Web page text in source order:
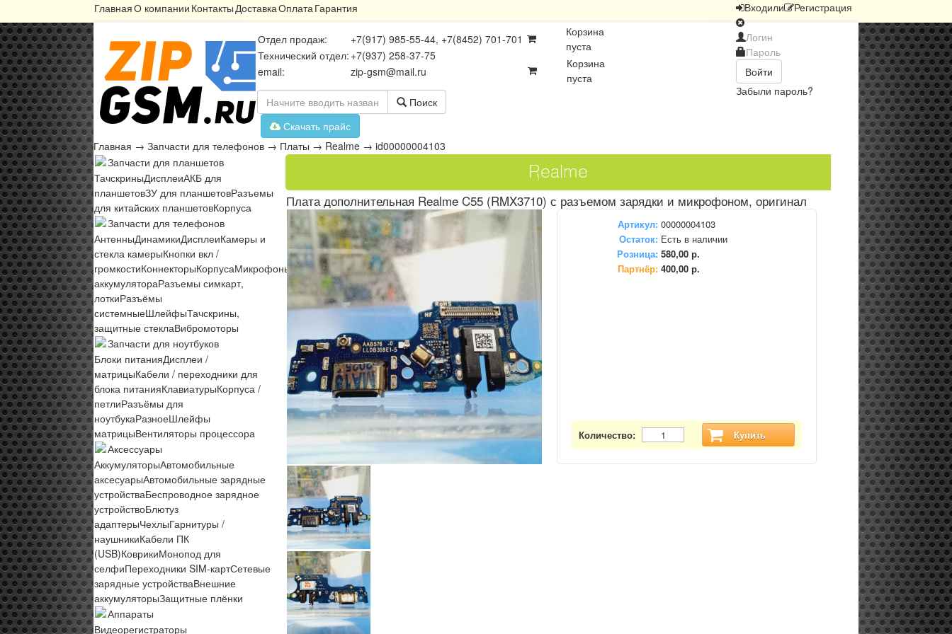
ГлавнаяО компании КонтактыДоставкаОплатаГарантия Входили Регистрация
Войти
Забыли пароль?
Отдел продаж:
+7(917) 985-55-44, +7(8452) 701-701
Технический отдел: +7(937) 258-37-75
email:
zip-gsm@mail.ru
Корзина
пуста
Корзина
пуста
Поиск
Скачать прайс
Главная → Запчасти для телефонов → Платы → Realme → id00000004103
Запчасти для планшетов
ТачскриныДисплеиАКБ для
планшетовЗУ для планшетовРазъемы
для китайских планшетовКорпуса
Запчасти для телефонов
АнтенныДинамикиДисплеиКамеры и
стекла камерыКнопки вкл /
громкостиКоннекторыКорпусаМикрофоныМикросхемыПлатыРазъёмы
аккумулятораРазъемы симкарт,
лоткиРазъёмы
системныеШлейфыТачскрины,
защитные стеклаВибромоторы
Запчасти для ноутбуков
Блоки питанияДисплеи /
матрицыКабели / переходники для
блока питанияКлавиатурыКорпуса /
петлиРазъёмы для
ноутбукаРазноеШлейфы
матрицыВентиляторы процессора
Аксессуары
АккумуляторыАвтомобильные
аксесуарыАвтомобильные зарядные
устройстваБеспроводное зарядное
устройствоБлютуз
адаптерыЧехлыГарнитуры /
наушникиКабели ПК
(USB)КоврикиМонопод для
селфиПереходники SIM-картСетевые
зарядные устройстваВнешние
аккумуляторыЗащитные плёнки
Аппараты
Видеорегистраторы
Realme
Плата дополнительная Realme C55 (RMX3710) с разъемом зарядки и микрофоном, оригинал
Артикул: 00000004103
Остаток: Есть в наличии
Розница: 580,00 р.
Партнёр: 400,00 р.
Количество: Купить